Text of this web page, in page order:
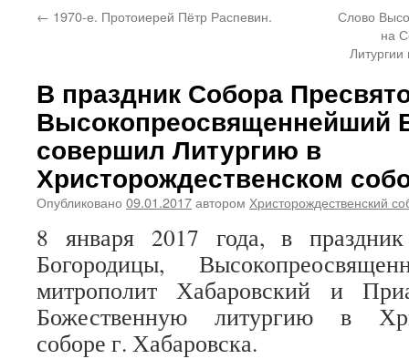
← 1970-е. Протоиерей Пётр Распевин.
Слово
на
В праздник Собора
Высокопреосвященнейший
совершил Литургию в
Христорождественском
Опубликовано 09.01.2017автором Христорождественский
8 января 2017 года, в
Богородицы,
митрополит Хабаровский и
Божественную литургию в
соборе г. Хабаровска.